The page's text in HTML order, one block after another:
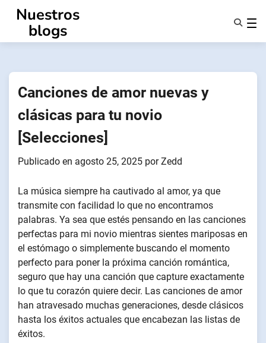
contenido
Nuestros
blogs
Quiénes Somos
Canciones de amor nuevas y
clásicas para tu novio
[Selecciones]
Publicado en agosto 25, 2025 porZedd
La música siempre ha cautivado al amor, ya que
transmite con facilidad lo que no encontramos
palabras. Ya sea que estés pensando en las canciones
perfectas para mi novio mientras sientes mariposas en
el estómago o simplemente buscando el momento
perfecto para poner la próxima canción romántica,
seguro que hay una canción que capture exactamente
lo que tu corazón quiere decir. Las canciones de amor
han atravesado muchas generaciones, desde clásicos
hasta los éxitos actuales que encabezan las listas de
éxitos.